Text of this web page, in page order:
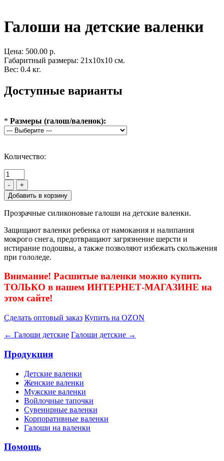
Галоши на детские валенки
Цена: 500.00 р.
Габаритный размеры: 21x10x10 см.
Вес: 0.4 кг.
Доступные варианты
* Размеры (галош/валенок):
Количество:
- +
Прозрачные силиконовые галоши на детские валенки.
Защищают валенки ребенка от намокания и налипания
мокрого снега, предотвращают загрязнение шерсти и
истирание подошвы, а также позволяют избежать скольжения
при гололеде.
Внимание! Расшитые валенки можно купить
ТОЛЬКО в нашем ИНТЕРНЕТ-МАГАЗИНЕ на
этом сайте!
Сделать оптовый заказ Купить на OZON
← Галоши детские Галоши детские →
Продукция
Детские валенки
Женские валенки
Мужские валенки
Войлочные тапочки
Сувенирные валенки
Корпоративные валенки
Галоши на валенки
Помощь